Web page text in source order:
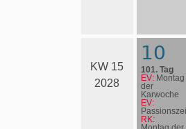
KW 15
2028
10
101. Tag
EV: Montag
der
Karwoche
EV:
RK: